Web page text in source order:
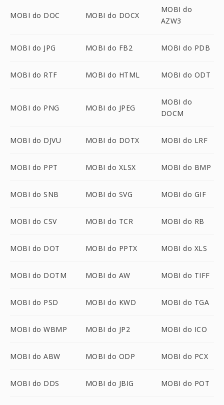
MOBI do DOC MOBI do DOCX
MOBI do
AZW3
MOBI do JPG MOBI do FB2 MOBI do PDB
MOBI do RTF MOBI do HTML MOBI do ODT
MOBI do PNG MOBI do JPEG
MOBI do
DOCM
MOBI do DJVU MOBI do DOTX MOBI do LRF
MOBI do PPT MOBI do XLSX MOBI do BMP
MOBI do SNB MOBI do SVG MOBI do GIF
MOBI do CSV MOBI do TCR MOBI do RB
MOBI do DOT MOBI do PPTX MOBI do XLS
MOBI do DOTM MOBI do AW MOBI do TIFF
MOBI do PSD MOBI do KWD MOBI do TGA
MOBI do WBMP MOBI do JP2 MOBI do ICO
MOBI do ABW MOBI do ODP MOBI do PCX
MOBI do DDS MOBI do JBIG MOBI do POT